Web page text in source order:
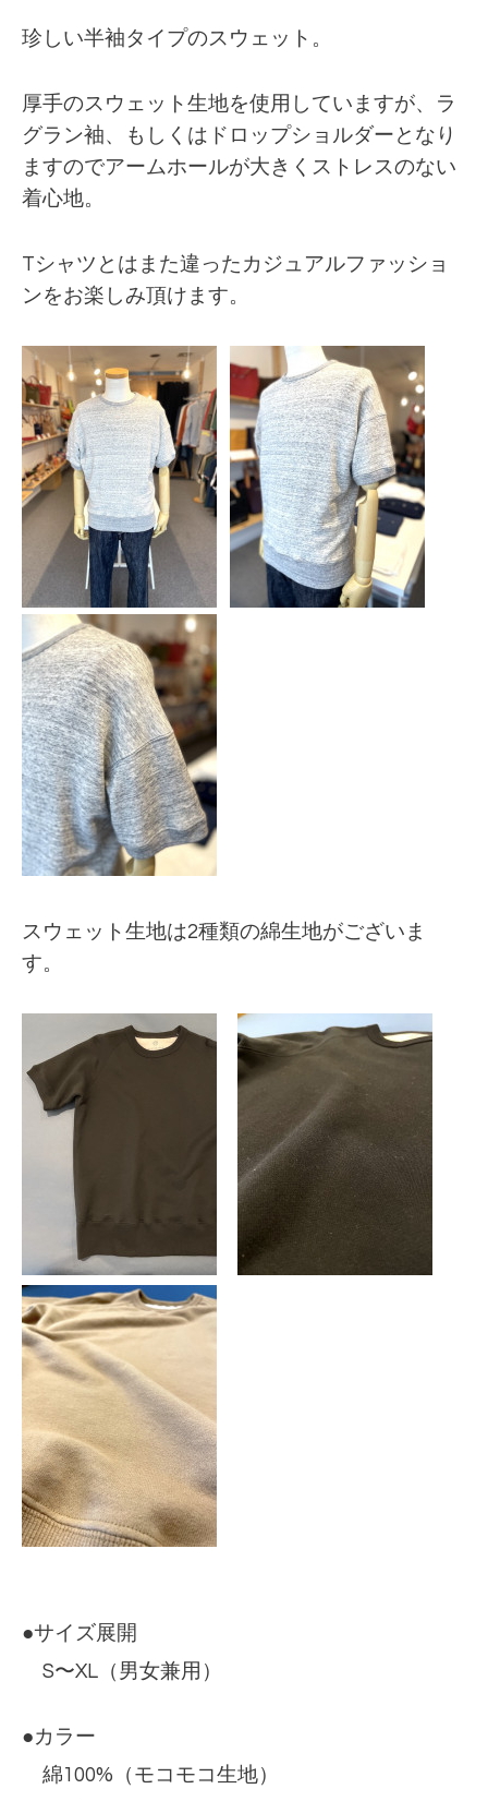
珍しい半袖タイプのスウェット。
厚手のスウェット生地を使用していますが、ラ
グラン袖、もしくはドロップショルダーとなり
ますのでアームホールが大きくストレスのない
着心地。
Tシャツとはまた違ったカジュアルファッショ
ンをお楽しみ頂けます。
スウェット生地は2種類の綿生地がございま
す。
●サイズ展開
S〜XL（男女兼用）
●カラー
綿100%（モコモコ生地）